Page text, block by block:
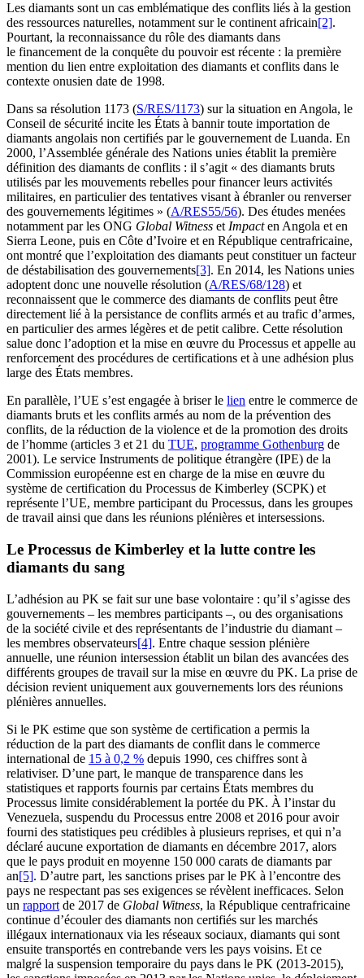
Les diamants sont un cas emblématique des conflits liés à la gestion
des ressources naturelles, notamment sur le continent africain[2].
Pourtant, la reconnaissance du rôle des diamants dans
le financement de la conquête du pouvoir est récente : la première
mention du lien entre exploitation des diamants et conflits dans le
contexte onusien date de 1998.
Dans sa résolution 1173 (S/RES/1173) sur la situation en Angola, le
Conseil de sécurité incite les États à bannir toute importation de
diamants angolais non certifiés par le gouvernement de Luanda. En
2000, l’Assemblée générale des Nations unies établit la première
définition des diamants de conflits : il s’agit « des diamants bruts
utilisés par les mouvements rebelles pour financer leurs activités
militaires, en particulier des tentatives visant à ébranler ou renverser
des gouvernements légitimes » (A/RES55/56). Des études menées
notamment par les ONG Global Witness et Impacten Angola et en
Sierra Leone, puis en Côte d’Ivoire et en République centrafricaine,
ont montré que l’exploitation des diamants peut constituer un facteur
de déstabilisation des gouvernements[3]. En 2014, les Nations unies
adoptent donc une nouvelle résolution (A/RES/68/128) et
reconnaissent que le commerce des diamants de conflits peut être
directement lié à la persistance de conflits armés et au trafic d’armes,
en particulier des armes légères et de petit calibre. Cette résolution
salue donc l’adoption et la mise en œuvre du Processus et appelle au
renforcement des procédures de certifications et à une adhésion plus
large des États membres.
En parallèle, l’UE s’est engagée à briser le lien entre le commerce de
diamants bruts et les conflits armés au nom de la prévention des
conflits, de la réduction de la violence et de la promotion des droits
de l’homme (articles 3 et 21 du TUE, programme Gothenburg de
2001). Le service Instruments de politique étrangère (IPE) de la
Commission européenne est en charge de la mise en œuvre du
système de certification du Processus de Kimberley (SCPK) et
représente l’UE, membre participant du Processus, dans les groupes
de travail ainsi que dans les réunions plénières et intersessions.
Le Processus de Kimberley et la lutte contre les
diamants du sang
L’adhésion au PK se fait sur une base volontaire : qu’il s’agisse des
gouvernements – les membres participants –, ou des organisations
de la société civile et des représentants de l’industrie du diamant –
les membres observateurs[4]. Entre chaque session plénière
annuelle, une réunion intersession établit un bilan des avancées des
différents groupes de travail sur la mise en œuvre du PK. La prise de
décision revient uniquement aux gouvernements lors des réunions
plénières annuelles.
Si le PK estime que son système de certification a permis la
réduction de la part des diamants de conflit dans le commerce
international de 15 à 0,2 % depuis 1990, ces chiffres sont à
relativiser. D’une part, le manque de transparence dans les
statistiques et rapports fournis par certains États membres du
Processus limite considérablement la portée du PK. À l’instar du
Venezuela, suspendu du Processus entre 2008 et 2016 pour avoir
fourni des statistiques peu crédibles à plusieurs reprises, et qui n’a
déclaré aucune exportation de diamants en décembre 2017, alors
que le pays produit en moyenne 150 000 carats de diamants par
an[5]. D’autre part, les sanctions prises par le PK à l’encontre des
pays ne respectant pas ses exigences se révèlent inefficaces. Selon
un rapport de 2017 de Global Witness, la République centrafricaine
continue d’écouler des diamants non certifiés sur les marchés
illégaux internationaux via les réseaux sociaux, diamants qui sont
ensuite transportés en contrebande vers les pays voisins. Et ce
malgré la suspension temporaire du pays dans le PK (2013-2015),